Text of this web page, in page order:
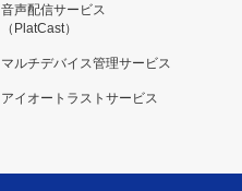
音声配信サービス
（PlatCast）
マルチデバイス管理サービス
アイオートラストサービス